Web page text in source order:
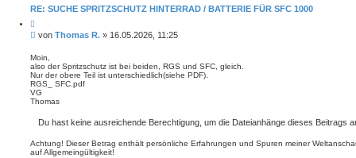
RE: SUCHE SPRITZSCHUTZ HINTERRAD / BATTERIE FÜR SFC 1000
i
t
e
r
e
n
B
i
t
r
a
g
von Thomas R. » 16.05.2026, 11:25
Moin,
also der Spritzschutz ist bei beiden, RGS und SFC, gleich.
Nur der obere Teil ist unterschiedlich(siehe PDF).
RGS_ SFC.pdf
VG
Thomas
Du hast keine ausreichende Berechtigung, um die Dateianhänge dieses Beitrags
Achtung! Dieser Betrag enthält persönliche Erfahrungen und Spuren meiner
auf Allgemeingültigkeit!